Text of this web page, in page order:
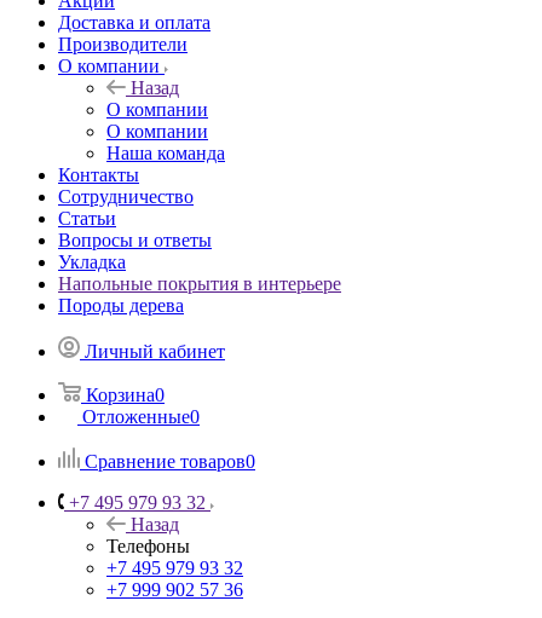
Доставка и оплата
Производители
О компании
Назад
О компании
О компании
Наша команда
Контакты
Сотрудничество
Статьи
Вопросы и ответы
Укладка
Напольные покрытия в интерьере
Породы дерева
Личный кабинет
Корзина0
Отложенные0
Сравнение товаров0
+7 495 979 93 32
Назад
Телефоны
+7 495 979 93 32
+7 999 902 57 36